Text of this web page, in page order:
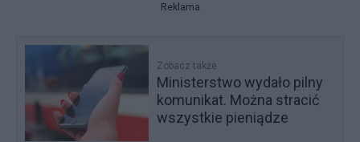
Reklama
Zobacz także
Ministerstwo wydało pilny
komunikat. Można stracić
wszystkie pieniądze